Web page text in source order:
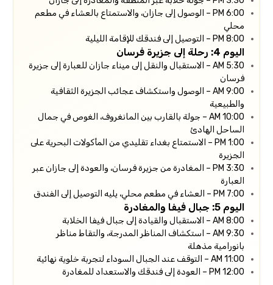
6:00 PM – الوصول إلى جازان، والاستمتاع بالعشاء في مطعم
محلي
8:00 PM – التوصيل إلى فندقك للإقامة الليلية
اليوم 4: رحلة إلى جزيرة فرسان
5:30 AM – الاستقبال والنقل إلى ميناء جازان للعبارة إلى جزيرة
فرسان
9:00 AM – الوصول واستكشاف عجائب الجزيرة الثقافية
والطبيعية
10:00 AM – جولة بالقارب بين المانغروف، الغوص في جمال
الساحل الهادئ
1:00 PM – الاستمتاع بغداء تقليدي من المأكولات البحرية على
الجزيرة
3:30 PM – المغادرة من جزيرة فرسان، والعودة إلى جازان عبر
العبارة
7:00 PM – العشاء في مطعم محلي، يليه التوصيل إلى الفندق
اليوم 5: جبال فيفا والمغادرة
8:00 AM – الاستقبال والقيادة إلى جبال فيفا الخلابة
9:30 AM – استكشاف المناظر المدرجة، والتقاط مناظر
بانورامية مذهلة
11:00 AM – التوقف عند الجبال السوداء لتجربة خلوية نهائية
12:00 PM – العودة إلى فندقك والاستعداد للمغادرة